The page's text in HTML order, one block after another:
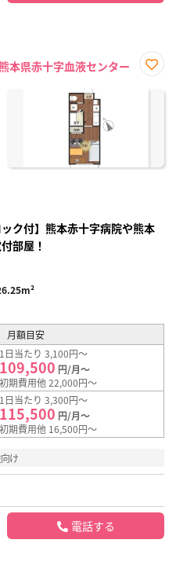
本県赤十字血液センター
に入
ク付】熊本赤十字病院や熊本
部屋！
月額目安
1日当たり 3,100円～
109,500 円/月～
初期費用他 22,000円～
1日当たり 3,300円～
115,500 円/月～
初期費用他 16,500円～
け
電話する